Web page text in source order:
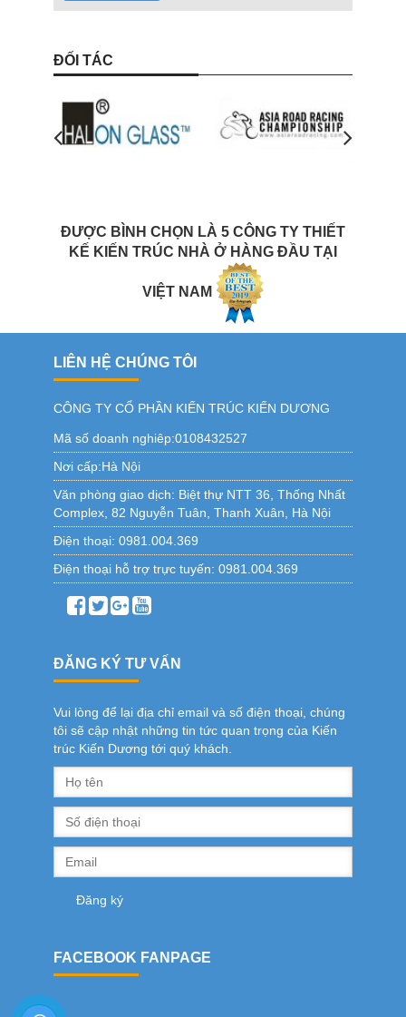
ĐỐI TÁC
ĐƯỢC BÌNH CHỌN LÀ 5 CÔNG TY THIẾT
KẾ KIẾN TRÚC NHÀ Ở HÀNG ĐẦU TẠI
VIỆT NAM
LIÊN HỆ CHÚNG TÔI
CÔNG TY CỔ PHẦN KIẾN TRÚC KIẾN DƯƠNG
Mã số doanh nghiêp:0108432527
Nơi cấp:Hà Nội
Văn phòng giao dịch: Biệt thự NTT 36, Thống Nhất
Complex, 82 Nguyễn Tuân, Thanh Xuân, Hà Nội
Điện thoại: 0981.004.369
Điện thoại hỗ trợ trực tuyến: 0981.004.369
ĐĂNG KÝ TƯ VẤN
Vui lòng để lại địa chỉ email và số điện thoại, chúng
tôi sẽ cập nhật những tin tức quan trọng của Kiến
trúc Kiến Dương tới quý khách.
FACEBOOK FANPAGE